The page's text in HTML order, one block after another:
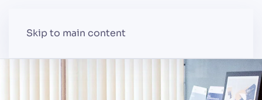
Skip to main content